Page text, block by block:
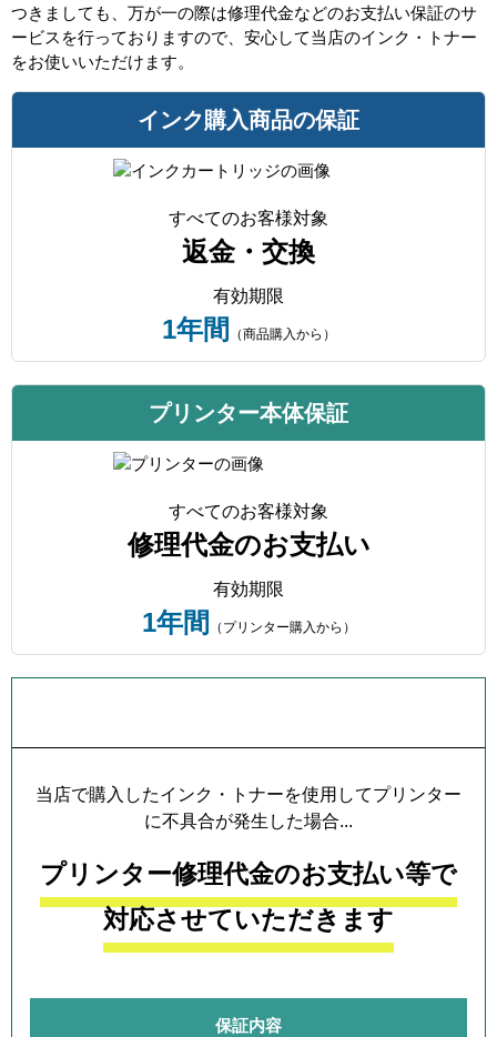
つきましても、万が一の際は修理代金などのお支払い保証のサ
ービスを行っておりますので、安心して当店のインク・トナー
をお使いいただけます。
インク購入商品の保証
すべてのお客様対象
返金・交換
有効期限
1年間 （商品購入から）
プリンター本体保証
すべてのお客様対象
修理代金のお支払い
有効期限
1年間 （プリンター購入から）
当店で購入したインク・トナーを使用してプリンター
に不具合が発生した場合...
プリンター修理代金のお支払い等で
対応させていただきます
保証内容